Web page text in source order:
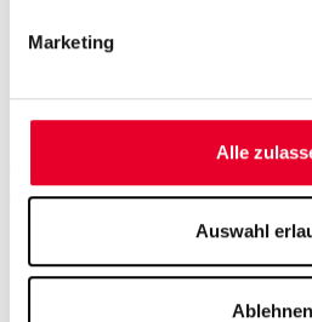
Marketing
Alle
Auswahl
Ablehnen
IT/OT-Integration, Pipelines,
Datenströme.